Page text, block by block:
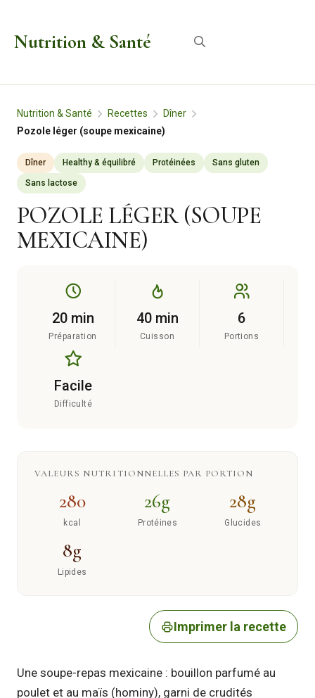
Nutrition & Santé
Nutrition & Santé Recettes
Dîner
Pozole léger (soupe mexicaine)
Dîner Healthy & équilibré Protéinées Sans gluten
Sans lactose
POZOLE LÉGER (SOUPE
MEXICAINE)
20 min
Préparation
40 min
Cuisson
6
Portions
Facile
Difficulté
VALEURS NUTRITIONNELLES PAR PORTION
280
kcal
26g
Protéines
28g
Glucides
8g
Lipides
Imprimer la recette
Une soupe-repas mexicaine : bouillon parfumé au
poulet et au maïs (hominy), garni de crudités